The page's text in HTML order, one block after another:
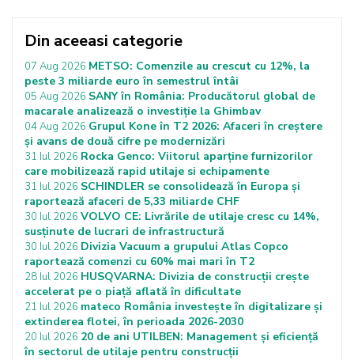
Din aceeasi categorie
07 Aug 2026 METSO: Comenzile au crescut cu 12%, la
peste 3 miliarde euro în semestrul întâi
05 Aug 2026 SANY în România: Producătorul global de
macarale analizează o investiție la Ghimbav
04 Aug 2026 Grupul Kone în T2 2026: Afaceri în creștere
și avans de două cifre pe modernizări
31 Iul 2026 Rocka Genco: Viitorul aparține furnizorilor
care mobilizează rapid utilaje si echipamente
31 Iul 2026 SCHINDLER se consolidează în Europa și
raportează afaceri de 5,33 miliarde CHF
30 Iul 2026 VOLVO CE: Livrările de utilaje cresc cu 14%,
susținute de lucrari de infrastructură
30 Iul 2026 Divizia Vacuum a grupului Atlas Copco
raportează comenzi cu 60% mai mari în T2
28 Iul 2026 HUSQVARNA: Divizia de construcții crește
accelerat pe o piață aflată în dificultate
21 Iul 2026 mateco România investește în digitalizare și
extinderea flotei, în perioada 2026-2030
20 Iul 2026 20 de ani UTILBEN: Management și eficiență
în sectorul de utilaje pentru construcții